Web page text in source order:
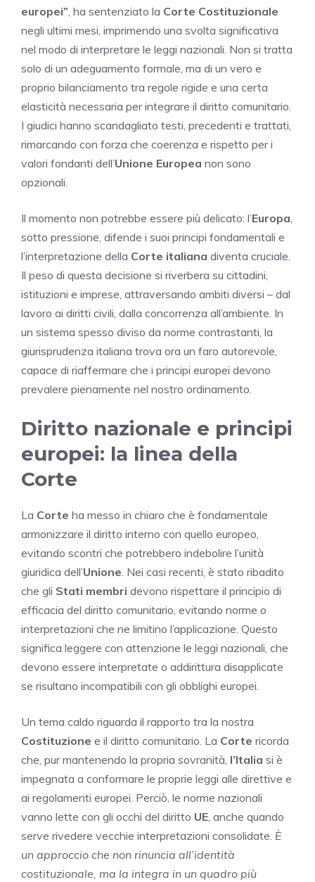
europei” , ha sentenziato la Corte Costituzionale
negli ultimi mesi, imprimendo una svolta significativa
nel modo di interpretare le leggi nazionali. Non si tratta
solo di un adeguamento formale, ma di un vero e
proprio bilanciamento tra regole rigide e una certa
elasticità necessaria per integrare il diritto comunitario.
I giudici hanno scandagliato testi, precedenti e trattati,
rimarcando con forza che coerenza e rispetto per i
valori fondanti dell’Unione Europea non sono
opzionali.
Il momento non potrebbe essere più delicato: l’Europa
sotto pressione, difende i suoi principi fondamentali e
l’interpretazione della Corte italiana diventa cruciale.
Il peso di questa decisione si riverbera su cittadini,
istituzioni e imprese, attraversando ambiti diversi – dal
lavoro ai diritti civili, dalla concorrenza all’ambiente. In
un sistema spesso diviso da norme contrastanti, la
giurisprudenza italiana trova ora un faro autorevole,
capace di riaffermare che i principi europei devono
prevalere pienamente nel nostro ordinamento.
Diritto nazionale e principi
europei: la linea della
Corte
La Corte ha messo in chiaro che è fondamentale
armonizzare il diritto interno con quello europeo,
evitando scontri che potrebbero indebolire l’unità
giuridica dell’Unione . Nei casi recenti, è stato ribadito
che gli Stati membri devono rispettare il principio di
efficacia del diritto comunitario, evitando norme o
interpretazioni che ne limitino l’applicazione. Questo
significa leggere con attenzione le leggi nazionali, che
devono essere interpretate o addirittura disapplicate
se risultano incompatibili con gli obblighi europei.
Un tema caldo riguarda il rapporto tra la nostra
Costituzione e il diritto comunitario. La Corte ricorda
che, pur mantenendo la propria sovranità, l’Italia si è
impegnata a conformare le proprie leggi alle direttive e
ai regolamenti europei. Perciò, le norme nazionali
vanno lette con gli occhi del diritto UE , anche quando
serve rivedere vecchie interpretazioni consolidate. È
un approccio che non rinuncia all’identità
costituzionale, ma la integra in un quadro più